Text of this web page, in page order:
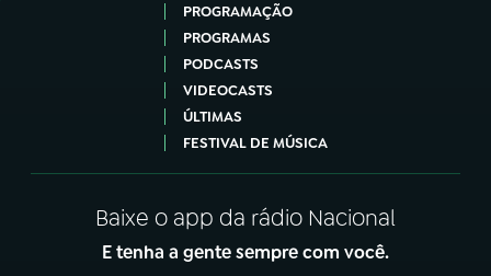
PROGRAMAÇÃO
PROGRAMAS
PODCASTS
VIDEOCASTS
ÚLTIMAS
FESTIVAL DE MÚSICA
Baixe o app da rádio Nacional
E tenha a gente sempre com você.